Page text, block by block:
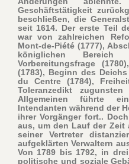
Geschäftstätigkeit
beschließen, die
seit 1614. Der erste Teil
war von zahlreichen
Mont-de-Piété (1777),
königlichen Bereich
Vorbereitungsfrage
(1783), Beginn des
du Centre (1784),
Toleranzedikt
Allgemeinen führte
Intendanten während der
ihrer Vorgänger fort..
aus, um den Lauf der Zeit
seiner Vertreter
aufgeklärten Verwaltern
Von 1789 bis 1792, in
politische und soziale